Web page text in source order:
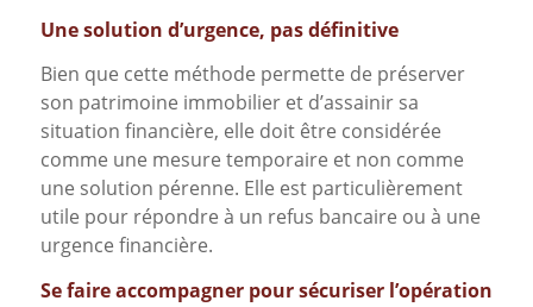
Une solution d’urgence, pas définitive
Bien que cette méthode permette de préserver
son patrimoine immobilier et d’assainir sa
situation financière, elle doit être considérée
comme une mesure temporaire et non comme
une solution pérenne. Elle est particulièrement
utile pour répondre à un refus bancaire ou à une
urgence financière.
Se faire accompagner pour sécuriser l’opération